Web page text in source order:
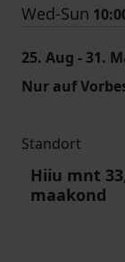
Wed-Sun
25. Aug - 31.
Nur auf
Standort
Hiiu mnt
maakond